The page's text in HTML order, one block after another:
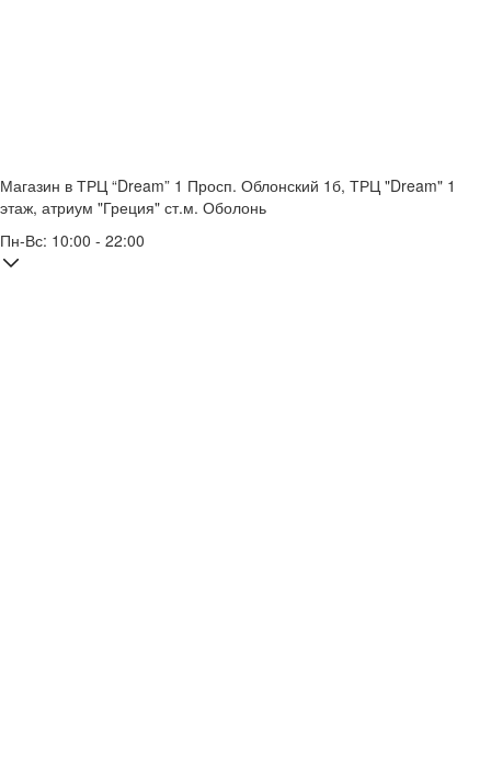
Магазин в ТРЦ “Dream” 1 Просп. Облонский 1б, ТРЦ "Dream" 1
этаж, атриум "Греция" ст.м. Оболонь
Пн-Вс: 10:00 - 22:00